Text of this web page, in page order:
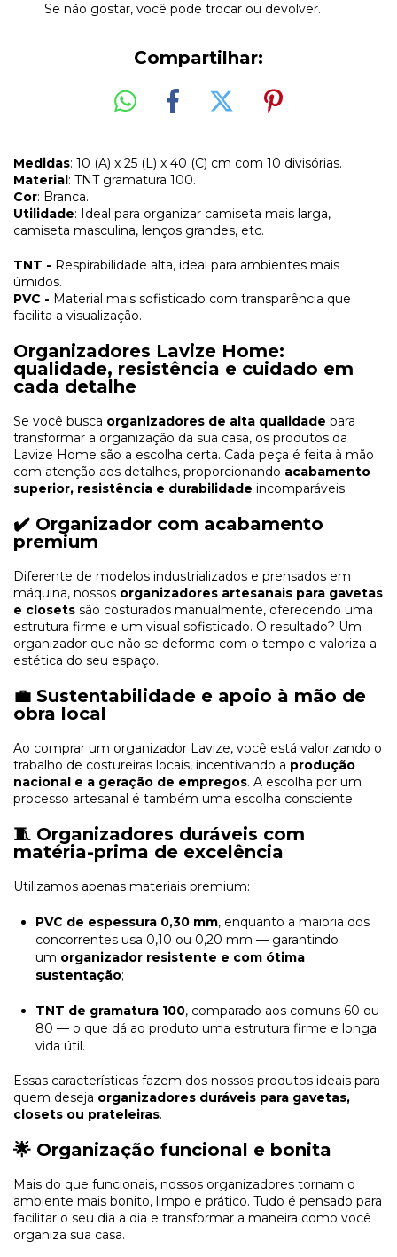
Se não gostar, você pode trocar ou devolver.
Compartilhar:
Medidas: 10 (A) x 25 (L) x 40 (C) cm com 10 divisórias.
Material: TNT gramatura 100.
Cor: Branca.
Utilidade: Ideal para organizar camiseta mais larga,
camiseta masculina, lenços grandes, etc.
TNT - Respirabilidade alta, ideal para ambientes mais
úmidos.
PVC - Material mais sofisticado com transparência que
facilita a visualização.
Organizadores Lavize Home:
qualidade, resistência e cuidado em
cada detalhe
Se você busca organizadores de alta qualidade para
transformar a organização da sua casa, os produtos da
Lavize Home são a escolha certa. Cada peça é feita à mão
com atenção aos detalhes, proporcionando acabamento
superior, resistência e durabilidade incomparáveis.
✔️ Organizador com acabamento
premium
Diferente de modelos industrializados e prensados em
máquina, nossos organizadores artesanais para gavetas
e closets são costurados manualmente, oferecendo uma
estrutura firme e um visual sofisticado. O resultado? Um
organizador que não se deforma com o tempo e valoriza a
estética do seu espaço.
💼 Sustentabilidade e apoio à mão de
obra local
Ao comprar um organizador Lavize, você está valorizando o
trabalho de costureiras locais, incentivando a produção
nacional e a geração de empregos. A escolha por um
processo artesanal é também uma escolha consciente.
🧵 Organizadores duráveis com
matéria-prima de excelência
Utilizamos apenas materiais premium:
PVC de espessura 0,30 mm, enquanto a maioria dos
concorrentes usa 0,10 ou 0,20 mm — garantindo
um organizador resistente e com ótima
sustentação;
TNT de gramatura 100, comparado aos comuns 60 ou
80 — o que dá ao produto uma estrutura firme e longa
vida útil.
Essas características fazem dos nossos produtos ideais para
quem deseja organizadores duráveis para gavetas,
closets ou prateleiras.
🌟 Organização funcional e bonita
Mais do que funcionais, nossos organizadores tornam o
ambiente mais bonito, limpo e prático. Tudo é pensado para
facilitar o seu dia a dia e transformar a maneira como você
organiza sua casa.